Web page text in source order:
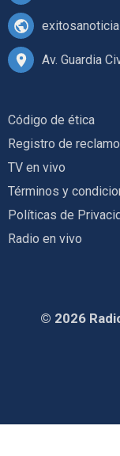
Av. Guardia
Código de ética
Registro de
TV en vivo
Términos y
Políticas de
Radio en vivo
© 2026